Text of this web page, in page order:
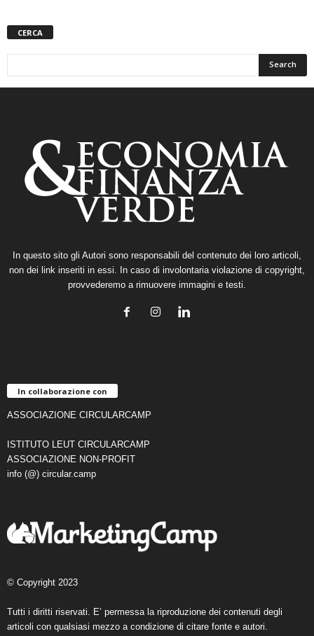
CERCA
In questo sito gli Autori sono responsabili del contenuto dei loro articoli,
non dei link inseriti in essi. In caso di involontaria violazione di copyright,
provvederemo a rimuovere immagini e testi.
In collaborazione con
ASSOCIAZIONE CIRCULARCAMP
ISTITUTO LEUT CIRCULARCAMP
ASSOCIAZIONE NON-PROFIT
info (@) circular.camp
© Copyright 2023
Tutti i diritti riservati. E’ permessa la riproduzione dei contenuti degli
articoli con qualsiasi mezzo a condizione di citare fonte e autori.